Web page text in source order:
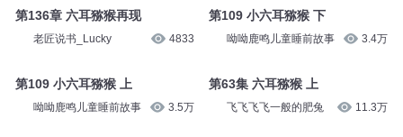
第136章 六耳猕猴再现
老匠说书_Lucky 4833
第109 小六耳猕猴 上
呦呦鹿鸣儿童睡前故事 3.5万
第109 小六耳猕猴 下
呦呦鹿鸣儿童睡前故事 3.4万
第63集 六耳猕猴 上
飞飞飞飞一般的肥兔 11.3万